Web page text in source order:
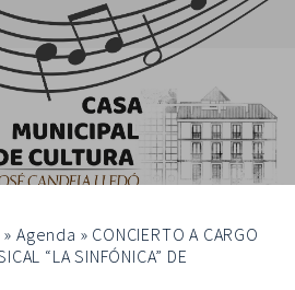
»Agenda » CONCIERTO A CARGO
“LA SINFÓNICA” DE